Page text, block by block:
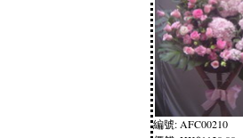
編號: AFC00210